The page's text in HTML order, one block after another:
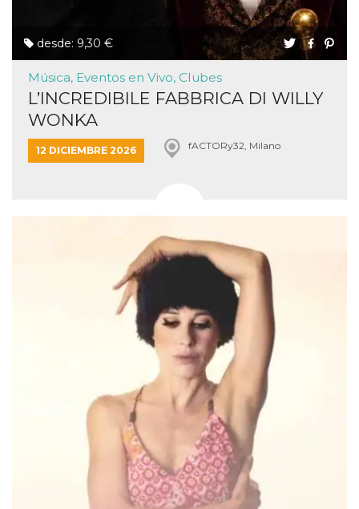
desde: 9,30 €
Música, Eventos en Vivo, Clubes
L’INCREDIBILE FABBRICA DI WILLY
WONKA
12 DICIEMBRE 2026 fACTORy32, Milano